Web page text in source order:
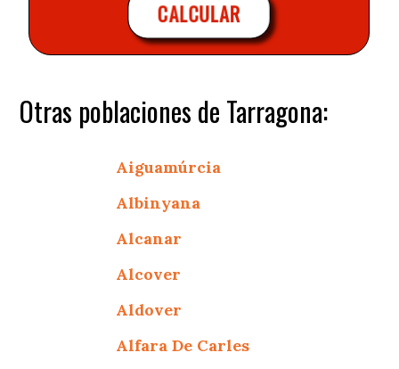
CALCULAR
Otras poblaciones de Tarragona:
Aiguamúrcia
Albinyana
Alcanar
Alcover
Aldover
Alfara De Carles